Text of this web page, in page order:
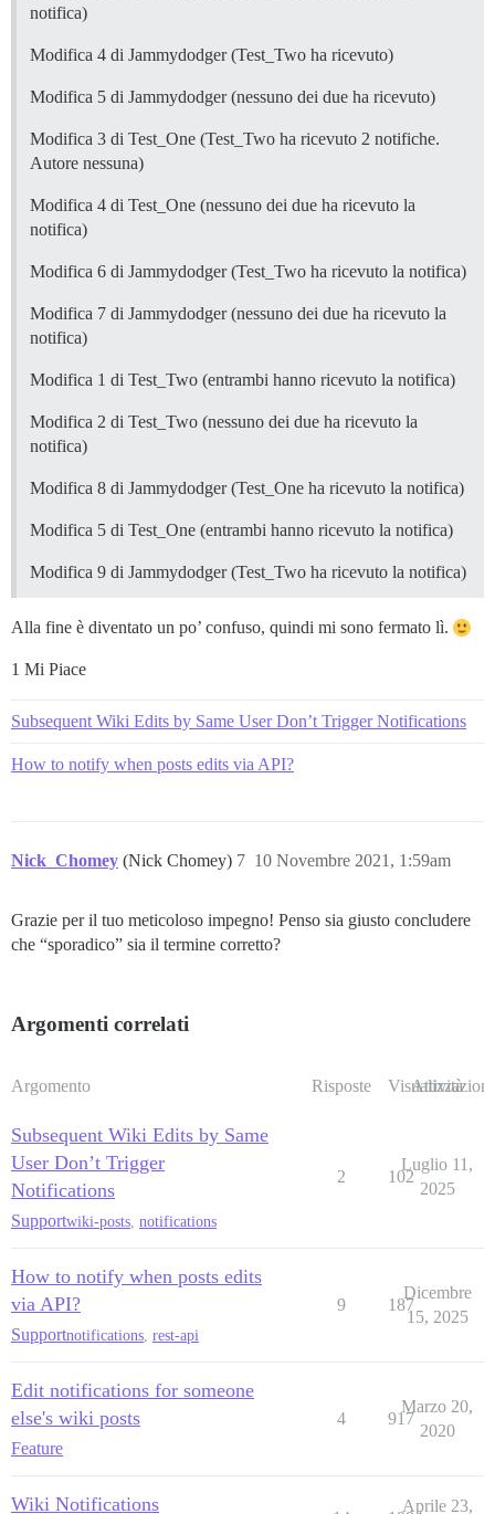
notifica)
Modifica 4 di Jammydodger (Test_Two ha ricevuto)
Modifica 5 di Jammydodger (nessuno dei due ha ricevuto)
Modifica 3 di Test_One (Test_Two ha ricevuto 2 notifiche.
Autore nessuna)
Modifica 4 di Test_One (nessuno dei due ha ricevuto la
notifica)
Modifica 6 di Jammydodger (Test_Two ha ricevuto la notifica)
Modifica 7 di Jammydodger (nessuno dei due ha ricevuto la
notifica)
Modifica 1 di Test_Two (entrambi hanno ricevuto la notifica)
Modifica 2 di Test_Two (nessuno dei due ha ricevuto la
notifica)
Modifica 8 di Jammydodger (Test_One ha ricevuto la notifica)
Modifica 5 di Test_One (entrambi hanno ricevuto la notifica)
Modifica 9 di Jammydodger (Test_Two ha ricevuto la notifica)
Alla fine è diventato un po’ confuso, quindi mi sono fermato lì.
1 Mi Piace
Subsequent Wiki Edits by Same User Don’t Trigger Notifications
How to notify when posts edits via API?
Nick_Chomey (Nick Chomey) 10 Novembre 2021, 1:59am
7
Grazie per il tuo meticoloso impegno! Penso sia giusto concludere
che “sporadico” sia il termine corretto?
Argomenti correlati
Argomento Risposte Visualizzazioni
Attività
Subsequent Wiki Edits by Same
User Don’t Trigger
Notifications
Supportwiki-posts notifications
2 102
Luglio 11,
2025
How to notify when posts edits
via API?
Supportnotifications rest-api
9 187
Dicembre
15, 2025
Edit notifications for someone
else's wiki posts
Feature
4 917
Marzo 20,
2020
Wiki Notifications Aprile 23,